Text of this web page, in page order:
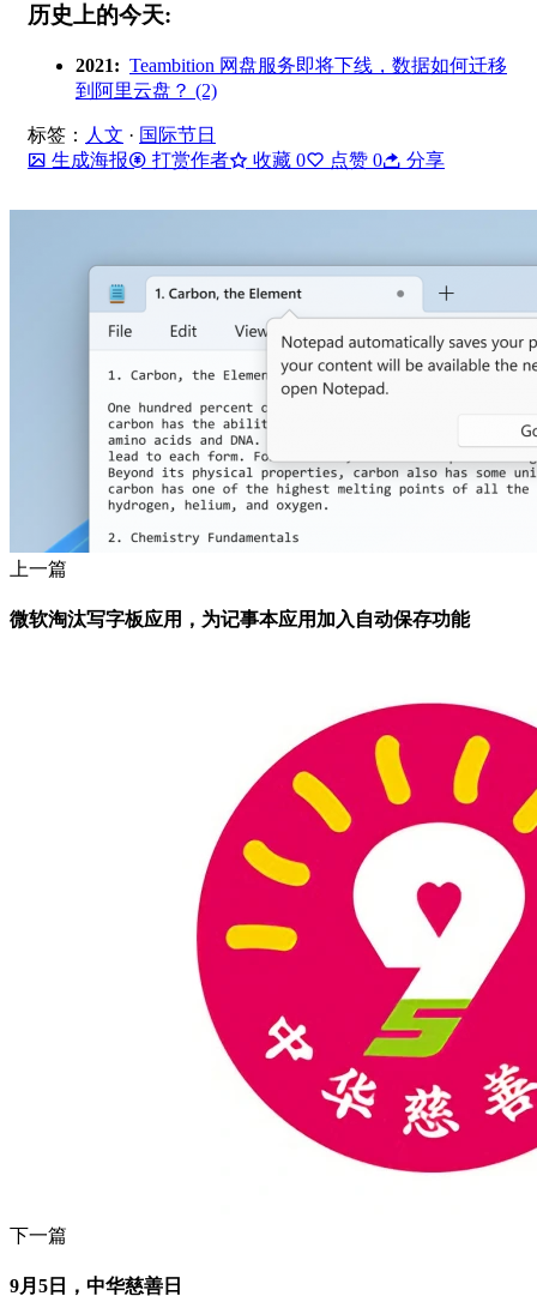
历史上的今天:
2021: Teambition 网盘服务即将下线，数据如何迁移
到阿里云盘？ (2)
标签： 人文 · 国际节日
生成海报
打赏作者 收藏 0 点赞 0 分享
上一篇
微软淘汰写字板应用，为记事本应用加入自动保存功能
下一篇
9月5日，中华慈善日